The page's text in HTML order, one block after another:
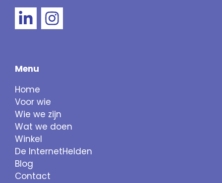
Menu
Home
Voor wie
Wie we zijn
Wat we doen
Winkel
De InternetHelden
Blog
Contact